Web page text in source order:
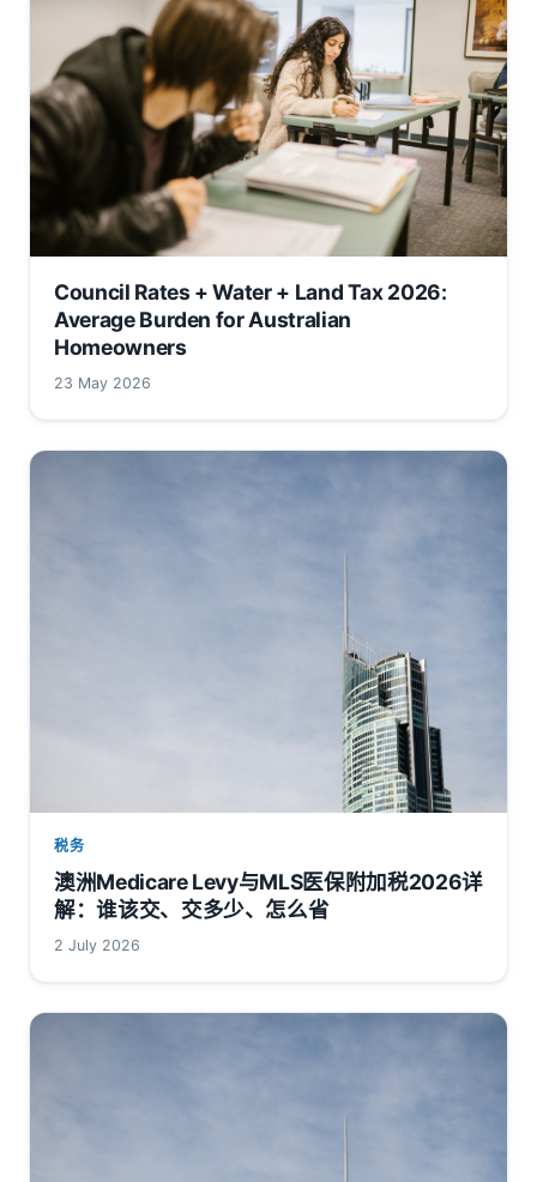
Council Rates + Water + Land Tax 2026:
Average Burden for Australian
Homeowners
23 May 2026
税务
澳洲Medicare Levy与MLS医保附加税2026详
解：谁该交、交多少、怎么省
2 July 2026